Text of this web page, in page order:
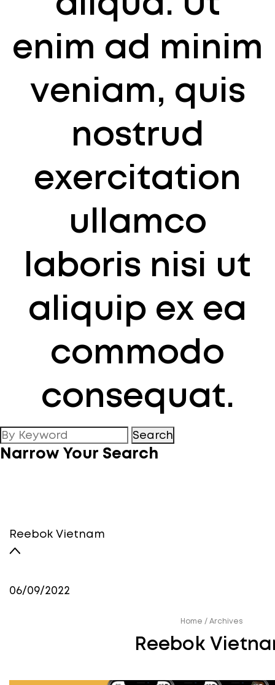
enim ad minim
veniam, quis
nostrud
exercitation
ullamco
laboris nisi ut
aliquip ex ea
commodo
consequat.
Search
Narrow Your Search
Reebok Vietnam
06/09/2022
Home /Archives
Reebok